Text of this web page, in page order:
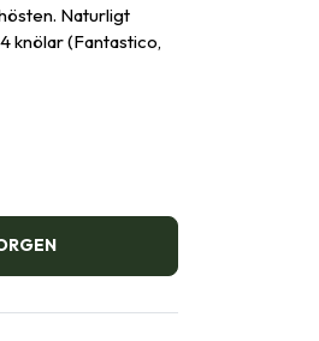
Naturligt
knölar (Fantastico,